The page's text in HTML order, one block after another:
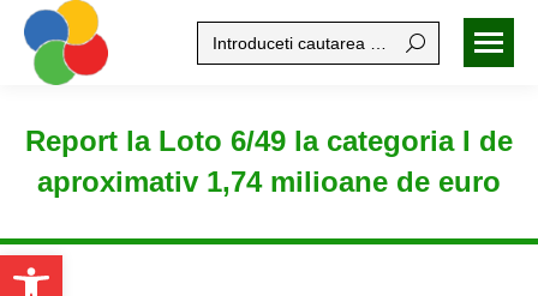
Open toolbar
Search:
Report la Loto 6/49 la categoria I de
aproximativ 1,74 milioane de euro